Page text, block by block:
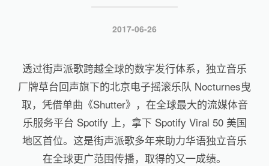
发
2017-06-26
透过街声派歌跨越全球的数字发行体系，独立音乐
厂牌草台回声旗下的北京电子摇滚乐队 Nocturnes曳
取，凭借单曲《Shutter》，在全球最大的流媒体音
乐服务平台 Spotify 上，拿下 Spotify Viral 50 美国
地区首位。这是街声派歌多年来助力华语独立音乐
在全球更广范围传播，取得的又一成绩。